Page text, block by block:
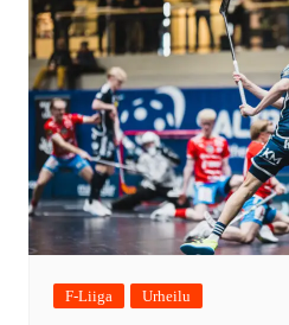
F-Liiga Urheilu